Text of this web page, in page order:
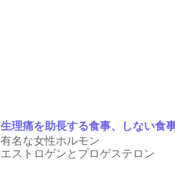
生理痛を助長する食事、しない食
有名な女性ホルモン
エストロゲンとプロゲステロン